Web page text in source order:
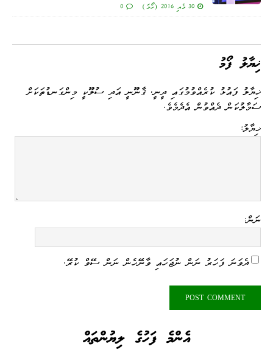
30 މެއި 2016 (ހޯމަ) 0
ޚިޔާލު ފޯމު
ޚިޔާލު ފައުޅު ކުރެއްވުމުގައި ދީނީ، ޤާނޫނީ އަދި ސުލޫކީ މިންގަނޑުތަކަށް
ސަމާލުކަން ދެއްވުން އެދެމެވެ.
ޚިޔާލު:
ނަން:
ދެވަނަ ފަހަރު ނަން ނުޖަހައި ވާނޭހެން ނަން ސޭވް ކުރޭ.
އެންމެ ފަހުގެ ލިޔުންތައް